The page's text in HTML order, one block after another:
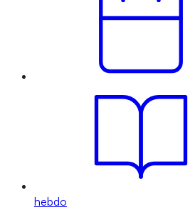
hebdo